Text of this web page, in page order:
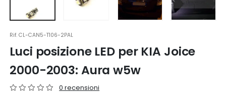
Rif.CL-CAN5-T106-2PAL
Luci posizione LED per KIA Joice
2000-2003: Aura w5w
0 recensioni